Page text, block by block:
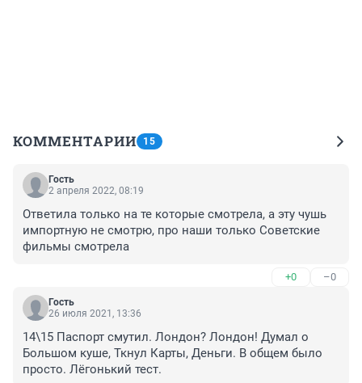
КОММЕНТАРИИ 15
Гость
2 апреля 2022, 08:19
Ответила только на те которые смотрела, а эту чушь
импортную не смотрю, про наши только Советские
фильмы смотрела
+0 –0
Гость
26 июля 2021, 13:36
14\15 Паспорт смутил. Лондон? Лондон! Думал о
Большом куше, Ткнул Карты, Деньги. В общем было
просто. Лёгонький тест.